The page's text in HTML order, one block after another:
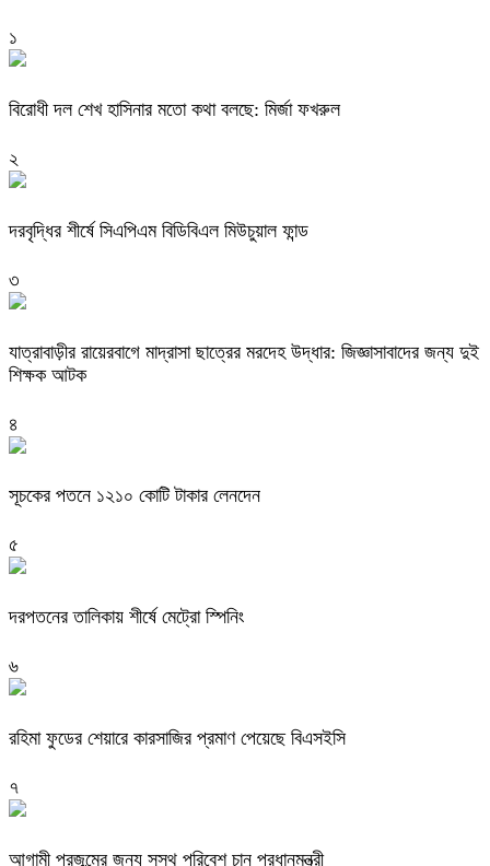
১
বিরোধী দল শেখ হাসিনার মতো কথা বলছে: মির্জা ফখরুল
২
দরবৃদ্ধির শীর্ষে সিএপিএম বিডিবিএল মিউচুয়াল ফান্ড
৩
যাত্রাবাড়ীর রায়েরবাগে মাদ্রাসা ছাত্রের মরদেহ উদ্ধার: জিজ্ঞাসাবাদের জন্য দুই
শিক্ষক আটক
৪
সূচকের পতনে ১২১০ কোটি টাকার লেনদেন
৫
দরপতনের তালিকায় শীর্ষে মেট্রো স্পিনিং
৬
রহিমা ফুডের শেয়ারে কারসাজির প্রমাণ পেয়েছে বিএসইসি
৭
আগামী প্রজন্মের জন্য সুস্থ পরিবেশ চান প্রধানমন্ত্রী